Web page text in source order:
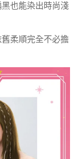
也能染出時尚淺
柔順完全不必擔